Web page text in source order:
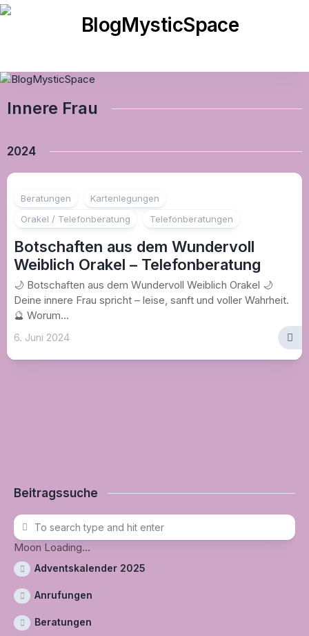
Skip
Innere Frau
2024
Beratungen
Kartenlegungen
Orakel / Telefonberatung
Telefonberatungen
Botschaften aus dem Wundervoll
Weiblich Orakel – Telefonberatung
🌙 Botschaften aus dem Wundervoll Weiblich Orakel 🌙
Deine innere Frau spricht – leise, sanft und voller Wahrheit.
🔮 Worum...
6. Juni 2024
Beitragssuche
Moon Loading...
Adventskalender 2025
Anrufungen
Beratungen